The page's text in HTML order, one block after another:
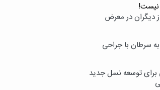
نیست!
دیگران در معرض
سرطان با جراحی
برای توسعه نسل جدید